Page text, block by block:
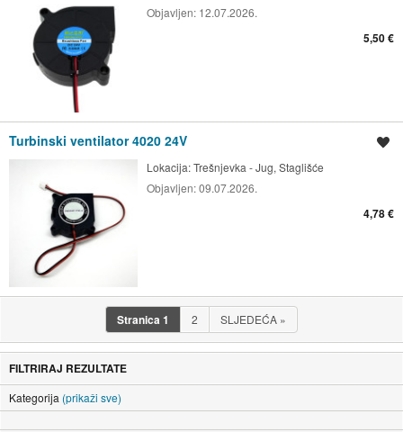
Objavljen: 12.07.2026.
5,50 €
Turbinski ventilator 4020 24V
Lokacija:Trešnjevka - Jug, Staglišće
Objavljen:09.07.2026.
4,78 €
Stranica1 2 SLJEDEĆA »
FILTRIRAJ REZULTATE
Kategorija (prikaži sve)